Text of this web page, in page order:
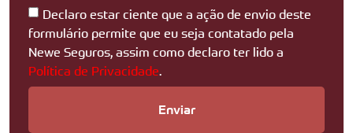
Declaro estar ciente que a ação de envio deste
formulário permite que eu seja contatado pela
Newe Seguros, assim como declaro ter lido a
Política de Privacidade.
Enviar